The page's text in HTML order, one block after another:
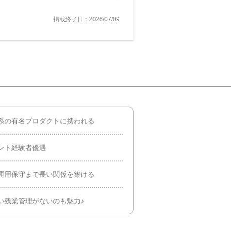
掲載終了日：2026/07/09
有名プロダクトに携われる
ト経験者優遇
保守まで長い関係を築ける
業管理がないのも魅力♪